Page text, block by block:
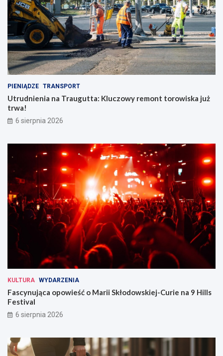
PIENIĄDZE TRANSPORT
Utrudnienia na Traugutta: Kluczowy remont torowiska już
trwa!
6 sierpnia 2026
KULTURA WYDARZENIA
Fascynująca opowieść o Marii Skłodowskiej-Curie na 9 Hills
Festival
6 sierpnia 2026